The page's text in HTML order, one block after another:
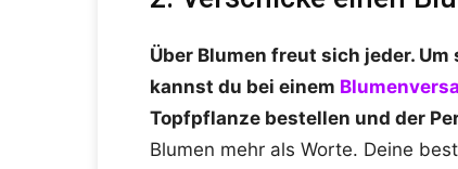
Über Blumen freut sich jeder.
kannst du bei einem
Topfpflanze bestellen und der
Blumen mehr als Worte. Deine